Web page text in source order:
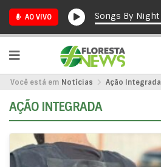
AO VIVO Songs By Night
Você está em Notícias Ação Integrada
AÇÃO INTEGRADA